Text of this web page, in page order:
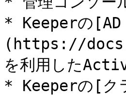
* Keeperの
(https://
を利用した
* Keeperの[ク